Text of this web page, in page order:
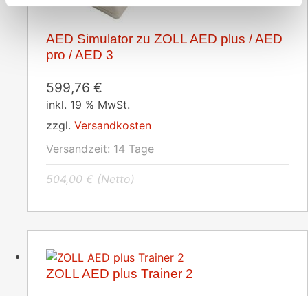
AED Simulator zu ZOLL AED plus / AED
pro / AED 3
599,76 €
inkl. 19 % MwSt.
zzgl. Versandkosten
Versandzeit: 14 Tage
504,00 € (Netto)
ZOLL AED plus Trainer 2